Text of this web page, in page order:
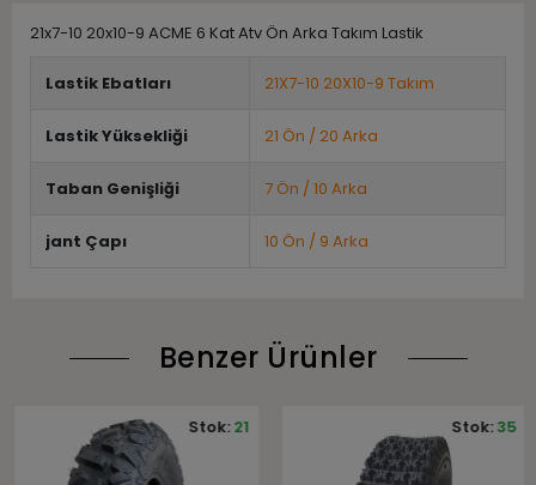
21x7-10 20x10-9 ACME 6 Kat Atv Ön Arka Takım Lastik
Lastik Ebatları 21X7-10 20X10-9 Takım
Lastik Yüksekliği 21 Ön / 20 Arka
Taban Genişliği 7 Ön / 10 Arka
jant Çapı 10 Ön / 9 Arka
Benzer Ürünler
Stok:21 Stok:35